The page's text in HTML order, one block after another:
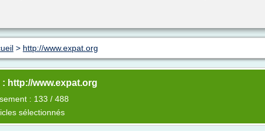
> http://www.expat.org
: http://www.expat.org
: 133 / 488
sélectionnés